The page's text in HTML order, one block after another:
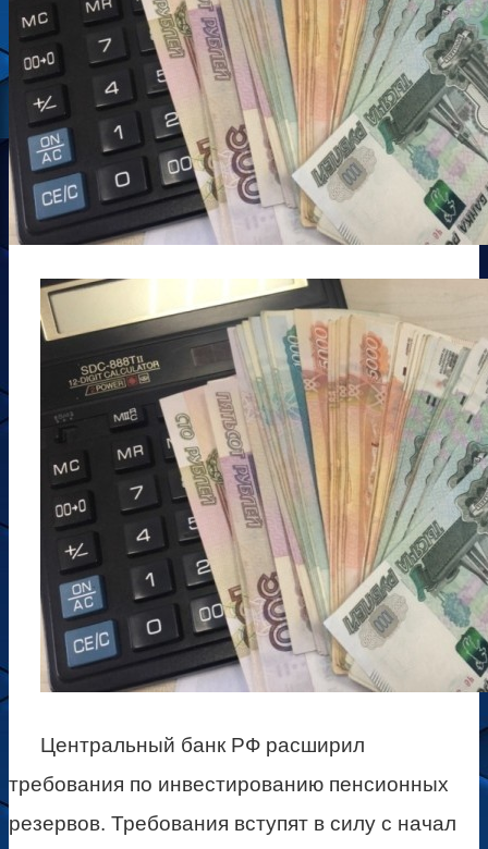
Центральный банк РФ расширил
требования по инвестированию пенсионных
резервов. Требования вступят в силу с начал